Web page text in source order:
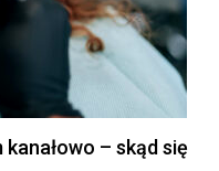
– skąd się